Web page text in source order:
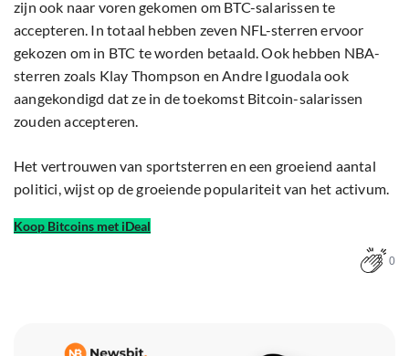
zijn ook naar voren gekomen om BTC-salarissen te
accepteren. In totaal hebben zeven NFL-sterren ervoor
gekozen om in BTC te worden betaald. Ook hebben NBA-
sterren zoals Klay Thompson en Andre Iguodala ook
aangekondigd dat ze in de toekomst Bitcoin-salarissen
zouden accepteren.
Het vertrouwen van sportsterren en een groeiend aantal
politici, wijst op de groeiende populariteit van het activum.
Koop Bitcoins met iDeal
0